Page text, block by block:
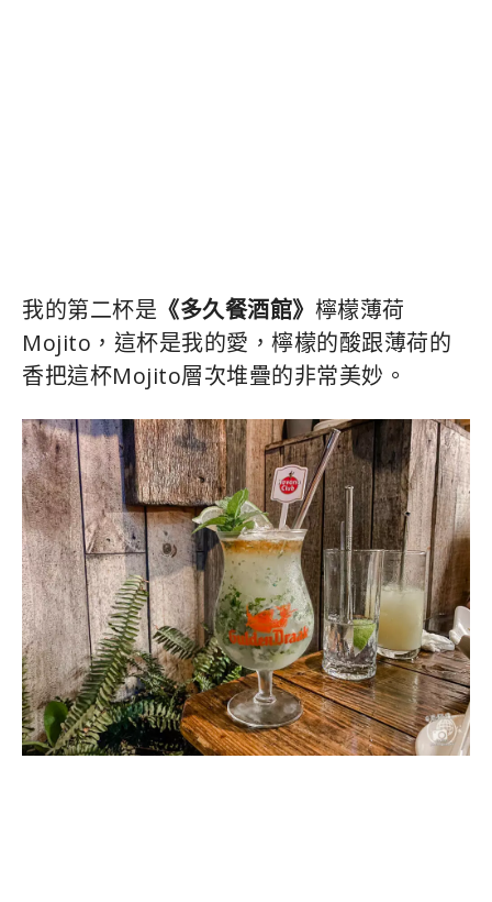
我的第二杯是 《多久餐酒館》 檸檬薄荷
Mojito，這杯是我的愛，檸檬的酸跟薄荷的
香把這杯Mojito層次堆疊的非常美妙。